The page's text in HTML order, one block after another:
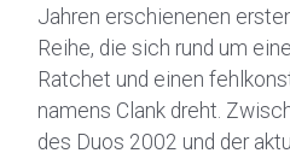
Jahren erschienenen
Reihe, die sich rund um
Ratchet und einen
namens Clank dreht.
des Duos 2002 und der